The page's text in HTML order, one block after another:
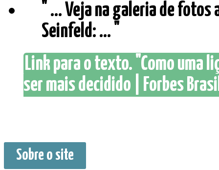
" ... Veja na galeria de fotos
Seinfeld: ... "
Link para o texto. "Como uma
ser mais decidido | Forbes
Sobre o site